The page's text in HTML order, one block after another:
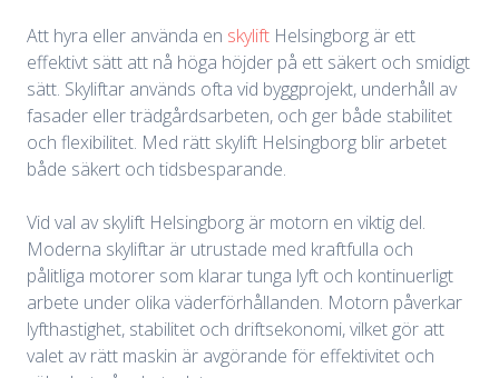
Att hyra eller använda en skylift Helsingborg är ett
effektivt sätt att nå höga höjder på ett säkert och smidigt
sätt. Skyliftar används ofta vid byggprojekt, underhåll av
fasader eller trädgårdsarbeten, och ger både stabilitet
och flexibilitet. Med rätt skylift Helsingborg blir arbetet
både säkert och tidsbesparande.
Vid val av skylift Helsingborg är motorn en viktig del.
Moderna skyliftar är utrustade med kraftfulla och
pålitliga motorer som klarar tunga lyft och kontinuerligt
arbete under olika väderförhållanden. Motorn påverkar
lyfthastighet, stabilitet och driftsekonomi, vilket gör att
valet av rätt maskin är avgörande för effektivitet och